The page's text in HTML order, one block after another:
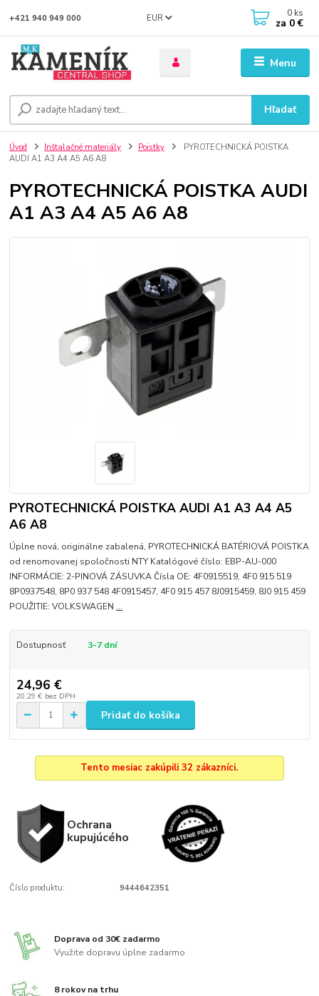
Menu
EUR
Hľadať
+421 940 949 000 0 ks
za 0 €
Úvod Inštalačné materiály Poistky
PYROTECHNICKÁ POISTKA
AUDI A1 A3 A4 A5 A6 A8
PYROTECHNICKÁ POISTKA AUDI
A1 A3 A4 A5 A6 A8
PYROTECHNICKÁ POISTKA AUDI A1 A3 A4 A5
A6 A8
Úplne nová, originálne zabalená, PYROTECHNICKÁ BATÉRIOVÁ POISTKA
od renomovanej spoločnosti NTY Katalógové číslo: EBP-AU-000
INFORMÁCIE: 2-PINOVÁ ZÁSUVKA Čísla OE: 4F0915519, 4F0 915 519
8P0937548, 8P0 937 548 4F0915457, 4F0 915 457 8J0915459, 8J0 915 459
POUŽITIE: VOLKSWAGEN ...
Dostupnosť 3-7 dní
24,96 €
20,29 € bez DPH
Pridať do košíka
Tento mesiac zakúpili 32 zákazníci.
Ochrana
kupujúcého
Číslo produktu: 9444642351
Doprava od 30€ zadarmo
Využite dopravu úplne zadarmo
8 rokov na trhu